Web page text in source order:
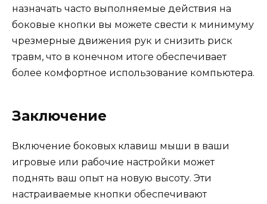
назначать часто выполняемые действия на
боковые кнопки вы можете свести к минимуму
чрезмерные движения рук и снизить риск
травм, что в конечном итоге обеспечивает
более комфортное использование компьютера.
Заключение
Включение боковых клавиш мыши в ваши
игровые или рабочие настройки может
поднять ваш опыт на новую высоту. Эти
настраиваемые кнопки обеспечивают